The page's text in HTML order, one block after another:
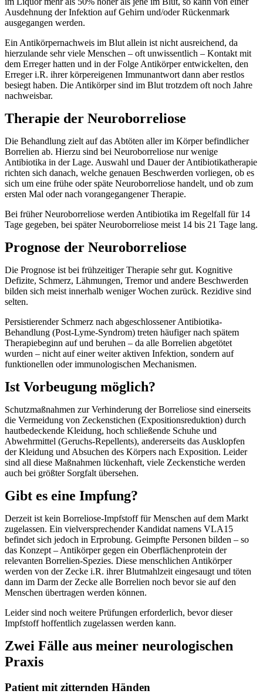
Ausdehnung der Infektion auf Gehirn und/oder Rückenmark
ausgegangen werden.
Ein Antikörpernachweis im Blut allein ist nicht ausreichend, da
hierzulande sehr viele Menschen – oft unwissentlich – Kontakt mit
dem Erreger hatten und in der Folge Antikörper entwickelten, den
Erreger i.R. ihrer körpereigenen Immunantwort dann aber restlos
besiegt haben. Die Antikörper sind im Blut trotzdem oft noch Jahre
nachweisbar.
Therapie der Neuroborreliose
Die Behandlung zielt auf das Abtöten aller im Körper befindlicher
Borrelien ab. Hierzu sind bei Neuroborreliose nur wenige
Antibiotika in der Lage. Auswahl und Dauer der Antibiotikatherapie
richten sich danach, welche genauen Beschwerden vorliegen, ob es
sich um eine frühe oder späte Neuroborreliose handelt, und ob zum
ersten Mal oder nach vorangegangener Therapie.
Bei früher Neuroborreliose werden Antibiotika im Regelfall für 14
Tage gegeben, bei später Neuroborreliose meist 14 bis 21 Tage lang.
Prognose der Neuroborreliose
Die Prognose ist bei frühzeitiger Therapie sehr gut. Kognitive
Defizite, Schmerz, Lähmungen, Tremor und andere Beschwerden
bilden sich meist innerhalb weniger Wochen zurück. Rezidive sind
selten.
Persistierender Schmerz nach abgeschlossener Antibiotika-
Behandlung (Post-Lyme-Syndrom) treten häufiger nach spätem
Therapiebeginn auf und beruhen – da alle Borrelien abgetötet
wurden – nicht auf einer weiter aktiven Infektion, sondern auf
funktionellen oder immunologischen Mechanismen.
Ist Vorbeugung möglich?
Schutzmaßnahmen zur Verhinderung der Borreliose sind einerseits
die Vermeidung von Zeckenstichen (Expositionsreduktion) durch
hautbedeckende Kleidung, hoch schließende Schuhe und
Abwehrmittel (Geruchs-Repellents), andererseits das Ausklopfen
der Kleidung und Absuchen des Körpers nach Exposition. Leider
sind all diese Maßnahmen lückenhaft, viele Zeckenstiche werden
auch bei größter Sorgfalt übersehen.
Gibt es eine Impfung?
Derzeit ist kein Borreliose-Impfstoff für Menschen auf dem Markt
zugelassen. Ein vielversprechender Kandidat namens VLA15
befindet sich jedoch in Erprobung. Geimpfte Personen bilden – so
das Konzept – Antikörper gegen ein Oberflächenprotein der
relevanten Borrelien-Spezies. Diese menschlichen Antikörper
werden von der Zecke i.R. ihrer Blutmahlzeit eingesaugt und töten
dann im Darm der Zecke alle Borrelien noch bevor sie auf den
Menschen übertragen werden können.
Leider sind noch weitere Prüfungen erforderlich, bevor dieser
Impfstoff hoffentlich zugelassen werden kann.
Zwei Fälle aus meiner neurologischen
Praxis
Patient mit zitternden Händen